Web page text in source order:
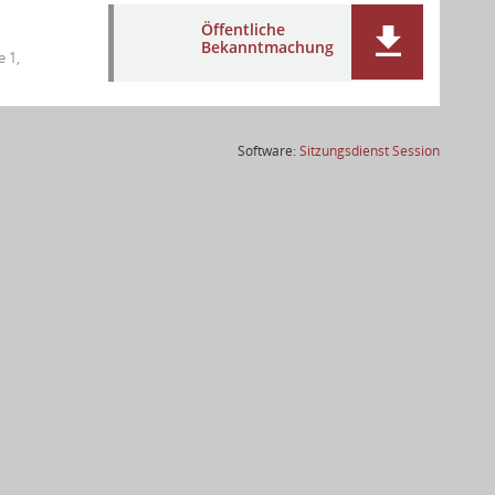
1,
Öffentliche
Bekanntmachung
Software:SitzungsdienstSession(Wird in